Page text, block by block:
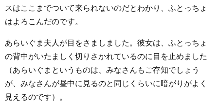
スはここまでついて来られないのだとわかり、ふとっちょ
はよろこんだのです。
あらいぐま夫人が目をさましました。彼女は、ふとっちょ
の背中がいたましく切りさかれているのに目を止めました
（あらいぐまというものは、みなさんもご存知でしょう
が、みなさんが昼中に見るのと同じくらいに暗がりがよく
見えるのです）。